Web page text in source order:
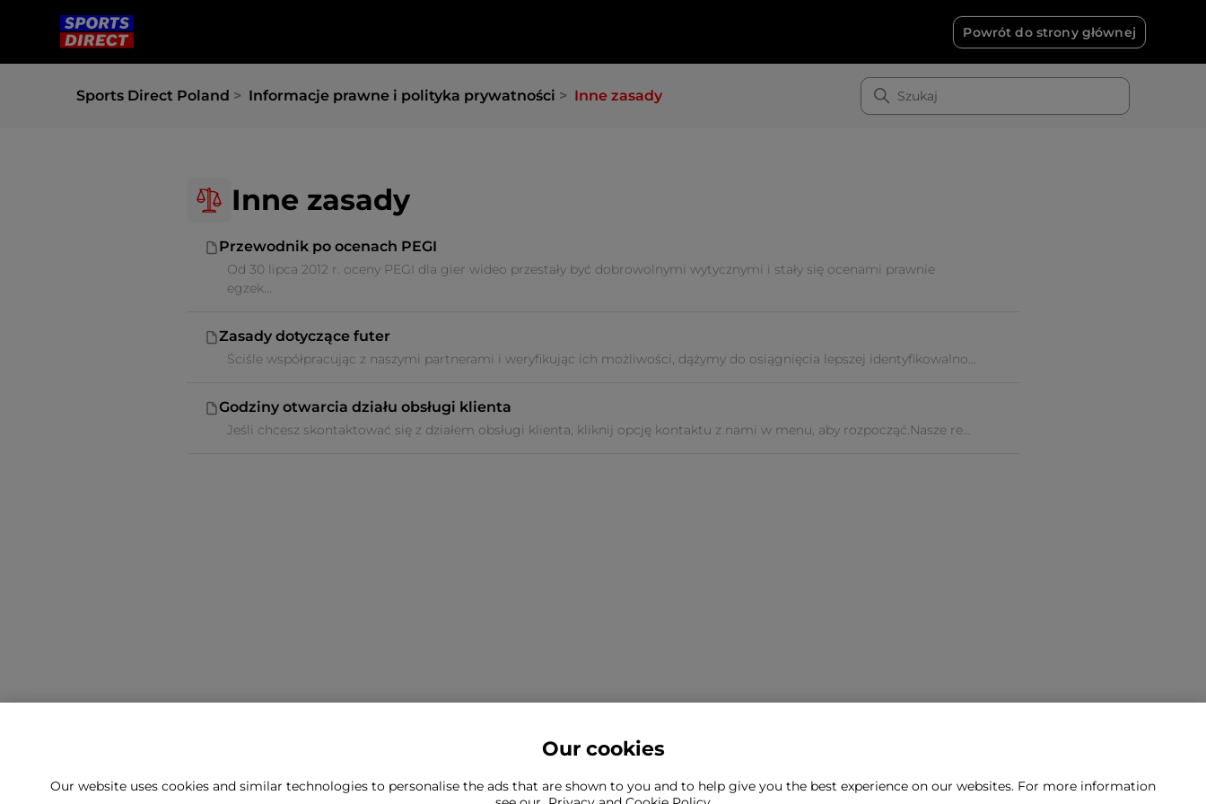
Powrót do strony głównej
Sports Direct Poland Informacje prawne i polityka prywatności Inne zasady
Inne zasady
Przewodnik po ocenach PEGI
Od 30 lipca 2012 r. oceny PEGI dla gier wideo przestały być dobrowolnymi wytycznymi i stały się ocenami prawnie
egzek...
Zasady dotyczące futer
Ściśle współpracując z naszymi partnerami i weryfikując ich możliwości, dążymy do osiągnięcia lepszej identyfikowalno...
Godziny otwarcia działu obsługi klienta
Jeśli chcesz skontaktować się z działem obsługi klienta, kliknij opcję kontaktu z nami w menu, aby rozpocząć.Nasze re...
Nie możesz znaleźć tego, czego szukasz?
Our cookies
Our website uses cookies and similar technologies to personalise the ads that are shown to you and to help give you the best experience on our websites. For more information